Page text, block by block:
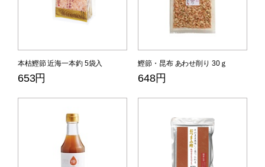
本枯鰹節 近海一本釣 5袋入
653円
鰹節・昆布 あわせ削り 30ｇ
648円